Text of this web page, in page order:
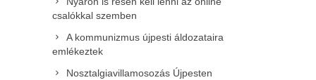
csalókkal szemben
A kommunizmus újpesti áldozataira
emlékeztek
Nosztalgiavillamosozás Újpesten